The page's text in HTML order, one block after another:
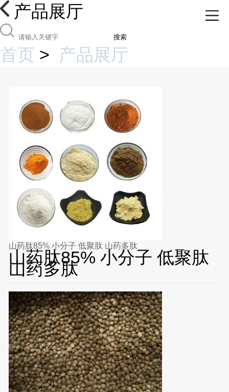
产品展厅
搜索
首页 > 产品展厅
山药肽85% 小分子 低聚肽 山药多肽
山药肽85% 小分子 低聚肽
山药多肽